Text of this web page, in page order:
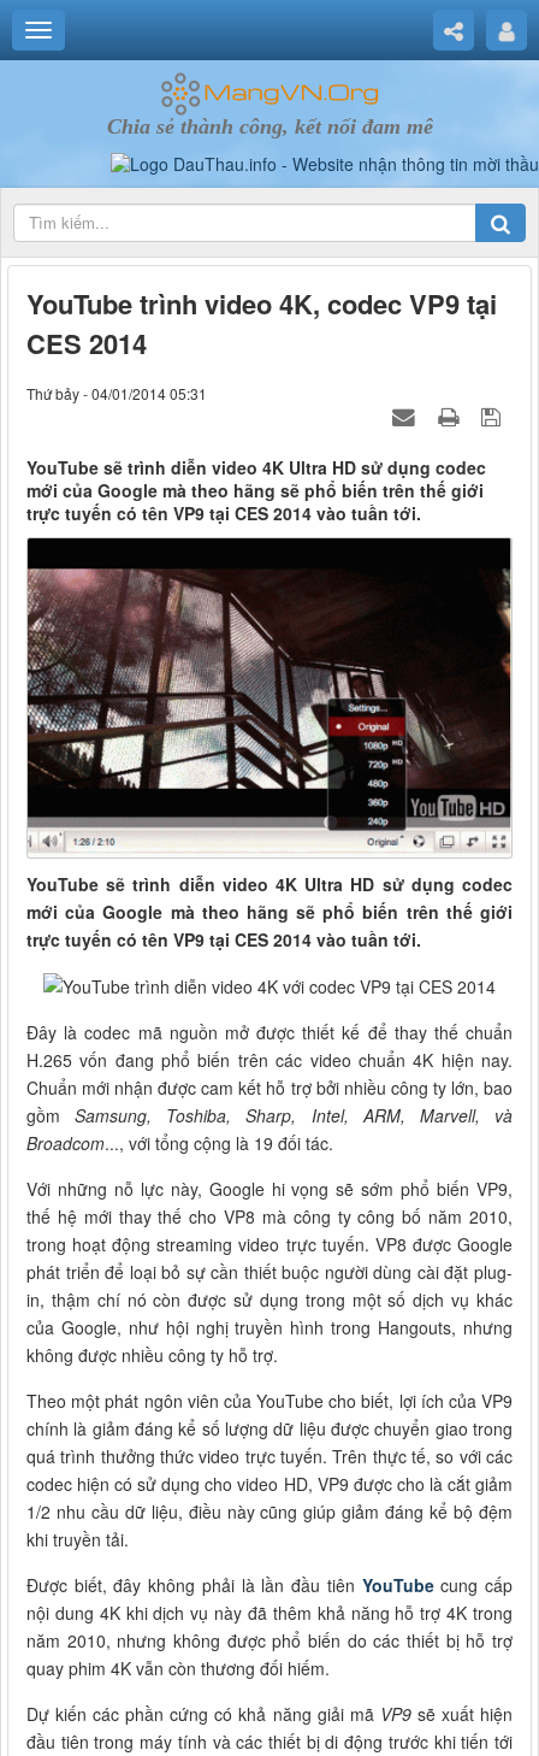
Chia sẻ thành công, kết nối đam mê
YouTube trình video 4K, codec VP9 tại
CES 2014
Thứ bảy - 04/01/2014 05:31
YouTube sẽ trình diễn video 4K Ultra HD sử dụng codec
mới của Google mà theo hãng sẽ phổ biến trên thế giới
trực tuyến có tên VP9 tại CES 2014 vào tuần tới.
YouTube sẽ trình diễn video 4K Ultra HD sử dụng codec
mới của Google mà theo hãng sẽ phổ biến trên thế giới
trực tuyến có tên VP9 tại CES 2014 vào tuần tới.
Đây là codec mã nguồn mở được thiết kế để thay thế chuẩn
H.265 vốn đang phổ biến trên các video chuẩn 4K hiện nay.
Chuẩn mới nhận được cam kết hỗ trợ bởi nhiều công ty lớn, bao
gồm Samsung, Toshiba, Sharp, Intel, ARM, Marvell, và
Broadcom..., với tổng cộng là 19 đối tác.
Với những nỗ lực này, Google hi vọng sẽ sớm phổ biến VP9,
thế hệ mới thay thế cho VP8 mà công ty công bố năm 2010,
trong hoạt động streaming video trực tuyến. VP8 được Google
phát triển để loại bỏ sự cần thiết buộc người dùng cài đặt plug-
in, thậm chí nó còn được sử dụng trong một số dịch vụ khác
của Google, như hội nghị truyền hình trong Hangouts, nhưng
không được nhiều công ty hỗ trợ.
Theo một phát ngôn viên của YouTube cho biết, lợi ích của VP9
chính là giảm đáng kể số lượng dữ liệu được chuyển giao trong
quá trình thưởng thức video trực tuyến. Trên thực tế, so với các
codec hiện có sử dụng cho video HD, VP9 được cho là cắt giảm
1/2 nhu cầu dữ liệu, điều này cũng giúp giảm đáng kể bộ đệm
khi truyền tải.
Được biết, đây không phải là lần đầu tiên YouTubecung cấp
nội dung 4K khi dịch vụ này đã thêm khả năng hỗ trợ 4K trong
năm 2010, nhưng không được phổ biến do các thiết bị hỗ trợ
quay phim 4K vẫn còn thương đối hiếm.
Dự kiến các phần cứng có khả năng giải mã VP9sẽ xuất hiện
đầu tiên trong máy tính và các thiết bị di động trước khi tiến tới